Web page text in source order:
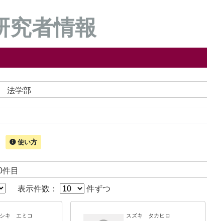
究者情報
法学部
使い方
目
表示件数： 件ずつ
キ エミコ スズキ タカヒロ